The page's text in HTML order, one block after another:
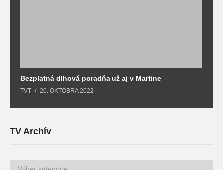
Bezplatná dlhová poradňa už aj v Martine
TVT 20. OKTÓBRA 2022
TV Archív
TV